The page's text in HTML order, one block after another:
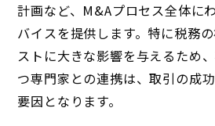
計画など、M&Aプロセス全体に
バイスを提供します。特に税務
ストに大きな影響を与えるため
つ専門家との連携は、取引の成
要因となります。